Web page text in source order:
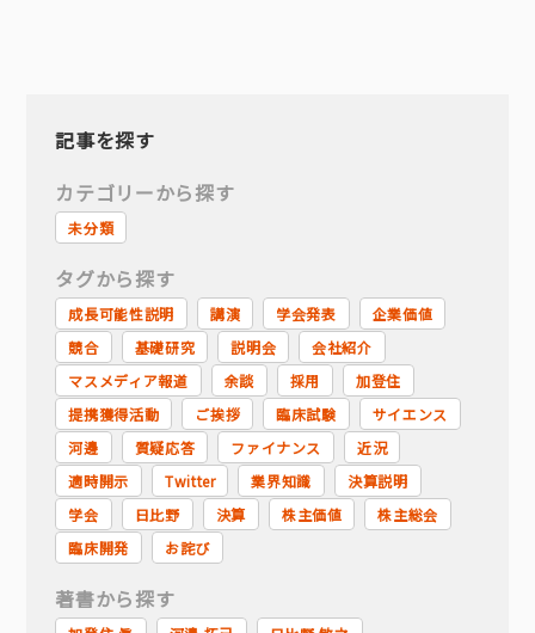
記事を探す
カテゴリーから探す
未分類
タグから探す
成長可能性説明 講演 学会発表
企業価値
競合
基礎研究 説明会
会社紹介
マスメディア報道
余談 採用
加登住
提携獲得活動
ご挨拶 臨床試験
サイエンス
河邊
質疑応答 ファイナンス
近況
適時開示
Twitter 業界知識
決算説明
学会
日比野 決算 株主価値
株主総会
臨床開発
お詫び
著書から探す